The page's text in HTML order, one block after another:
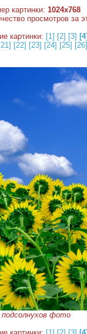
картинки: 1024x768
просмотров за
картинки: [1] [2] [3] [4]
[21] [22] [23] [24] [25] [26]
подсолнухов фото